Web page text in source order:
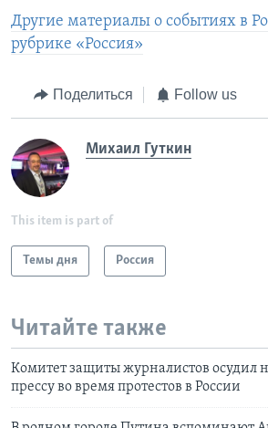
Другие материалы о событиях в
рубрике «Россия»
Поделиться Follow us
Михаил Гуткин
This item is part of
Темы дня Россия
Читайте также
Комитет защиты журналистов осудил
прессу во время протестов в России